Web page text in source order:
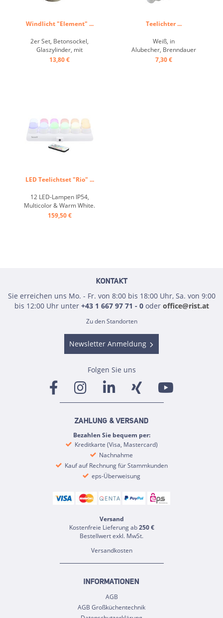
Windlicht "Element" ...
2er Set, Betonsockel,
Glaszylinder, mit
möbelschonender
13,80 €
Teelichter ...
Weiß, in
Alubecher, Brenndauer
ca.4h ...
7,30 €
LED Teelichtset "Rio" ...
12 LED-Lampen IP54,
Multicolor & Warm White.
Inkl. Ladestation, USB-C-
159,50 €
KONTAKT
Sie erreichen uns Mo. - Fr. von 8:00 bis 18:00 Uhr, Sa. von 9:00
bis 12:00 Uhr unter +43 1 667 97 71 - 0oder office@rist.at
Zu den Standorten
Newsletter Anmeldung
Folgen Sie uns
ZAHLUNG & VERSAND
Bezahlen Sie bequem per:
Kreditkarte (Visa, Mastercard)
Nachnahme
Kauf auf Rechnung für Stammkunden
eps-Überweisung
Versand
Kostenfreie Lieferung ab250 €
Bestellwert exkl. MwSt.
Versandkosten
INFORMATIONEN
AGB
AGB Großküchentechnik